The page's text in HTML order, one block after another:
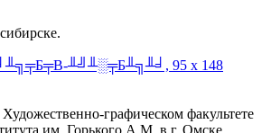
графическом факультете
им. Горького А.М. в г. Омске.